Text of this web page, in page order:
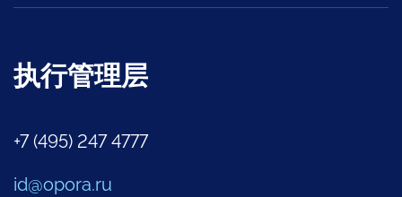
执行管理层
+7 (495) 247 4777
id@opora.ru